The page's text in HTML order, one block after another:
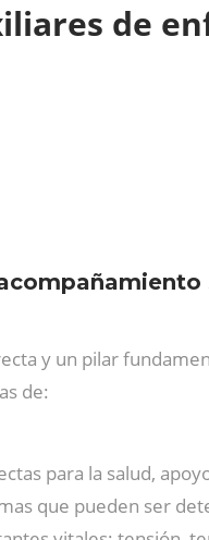
de
y un pilar
de:
para la salud,
que pueden ser